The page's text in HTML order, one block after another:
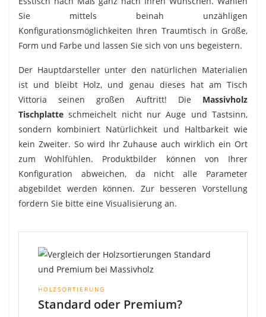
Sie mittels beinah unzähligen
Konfigurationsmöglichkeiten Ihren Traumtisch in Größe,
Form und Farbe und lassen Sie sich von uns begeistern.
Der Hauptdarsteller unter den natürlichen Materialien
ist und bleibt Holz, und genau dieses hat am Tisch
Vittoria seinen großen Auftritt! Die Massivholz
Tischplatte schmeichelt nicht nur Auge und Tastsinn,
sondern kombiniert Natürlichkeit und Haltbarkeit wie
kein Zweiter. So wird Ihr Zuhause auch wirklich ein Ort
zum Wohlfühlen. Produktbilder können von Ihrer
Konfiguration abweichen, da nicht alle Parameter
abgebildet werden können. Zur besseren Vorstellung
fordern Sie bitte eine Visualisierung an.
HOLZSORTIERUNG
Standard oder Premium?